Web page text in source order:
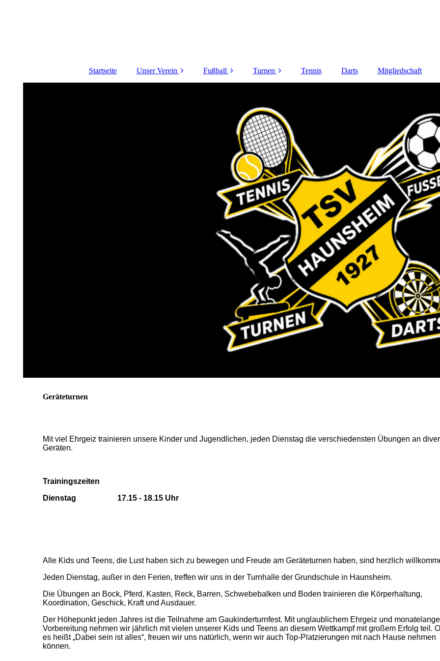
Startseite Unser Verein Fußball
Jugendmannschaften
Turnen
ZUMBA
Gymnastik
Tennis Darts Mitgliedschaft
Geräteturnen
Mit viel Ehrgeiz trainieren unsere Kinder und Jugendlichen, jeden Dienstag die verschiedensten Übungen an
Geräten.
Trainingszeiten
Dienstag 17.15 - 18.15 Uhr
Alle Kids und Teens, die Lust haben sich zu bewegen und Freude am Geräteturnen haben, sind herzlich
Jeden Dienstag, außer in den Ferien, treffen wir uns in der Turnhalle der Grundschule in Haunsheim.
Die Übungen an Bock, Pferd, Kasten, Reck, Barren, Schwebebalken und Boden trainieren die Körperhaltung,
Koordination, Geschick, Kraft und Ausdauer.
Der Höhepunkt jeden Jahres ist die Teilnahme am Gaukinderturnfest. Mit unglaublichem Ehrgeiz und
Vorbereitung nehmen wir jährlich mit vielen unserer Kids und Teens an diesem Wettkampf mit großem Erfolg teil.
es heißt „Dabei sein ist alles“, freuen wir uns natürlich, wenn wir auch Top-Platzierungen mit nach Hause nehmen
können.